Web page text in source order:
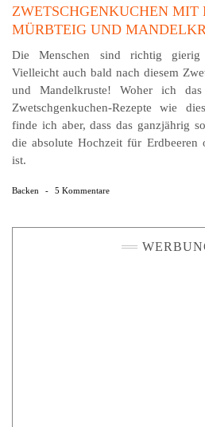
ZWETSCHGENKUCHEN MIT
MÜRBTEIG UND
Die Menschen sind richtig gierig
Vielleicht auch bald nach diesem
und Mandelkruste! Woher ich
Zwetschgenkuchen-Rezepte wie
finde ich aber, dass das ganzjährig
die absolute Hochzeit für Erdbeeren
ist.
Backen - 5 Kommentare